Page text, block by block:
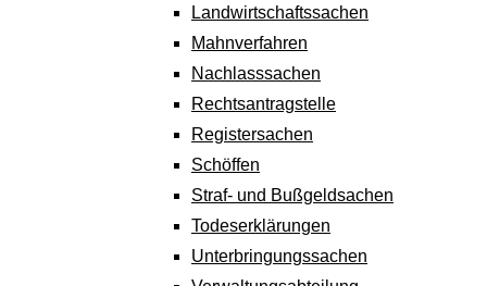
Landwirtschaftssachen
Mahnverfahren
Nachlasssachen
Rechtsantragstelle
Registersachen
Schöffen
Straf- und Bußgeldsachen
Todeserklärungen
Unterbringungssachen